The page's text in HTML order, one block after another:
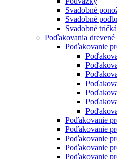
Svadobné
Svadobné
Svadobné
Poďakovania drevené
Poďakovanie
Poďakovanie
Poďakovanie
Poďakovanie
Poďakovanie
Poďakovanie